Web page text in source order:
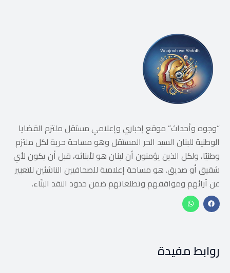
“وجوه وأحداث” موقع إخباري وإعلامي مستقل ملتزم القضايا
الوطنية للبنان السيد الحر المستقل وهو مساحة حرية لكل ملتزم
وطنيًا، ولكل الذين يؤمنون أن لبنان هو لأبنائه، قبل أن يكون لأي
شقيق أو صديق. هو مساحة إعلامية للصحافيين الناشئين للتعبير
عن آرائهم ومواقفهم وتطلعاتهم ضمن حدود النقد البنّاء.
روابط مفيدة